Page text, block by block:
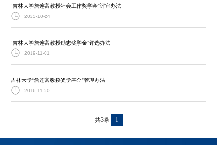
“吉林大学詹连富教授社会工作奖学金”评审办法
2023-10-24
“吉林大学詹连富教授励志奖学金”评选办法
2019-11-01
吉林大学“詹连富教授奖学基金”管理办法
2016-11-20
共3条 1